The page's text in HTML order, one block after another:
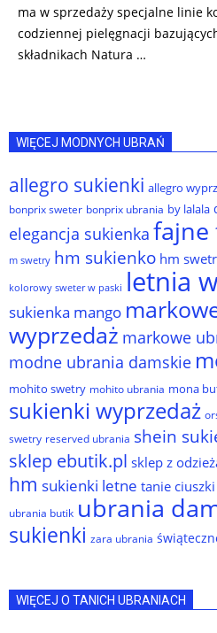
ma w sprzedaży specjalne linie
codziennej pielęgnacji
składnikach Natura …
WIĘCEJ MODNYCH UBRAŃ
allegro sukienki allegro
bonprix sweter bonprix ubrania by lalala
elegancja sukienka fajne
m swetry hm sukienko hm
kolorowy sweter w paski letnia
sukienka mango
wyprzedaż markowe
modne ubrania damskie
mohito swetry mohito ubrania mona
sukienki wyprzedaż
swetry reserved ubrania shein
sklep ebutik.pl sklep z
hm sukienki letne tanie
ubrania butik ubrania
sukienki zara ubrania
WIĘCEJ O TANICH UBRANIACH